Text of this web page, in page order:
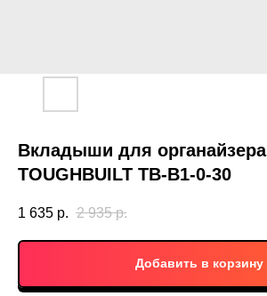
Вкладыши для органайзера
TOUGHBUILT TB-B1-0-30
1 635 р. 2 935 р.
Добавить в корзину